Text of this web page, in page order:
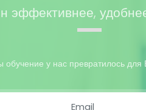
эффективнее,
у нас превратилось для